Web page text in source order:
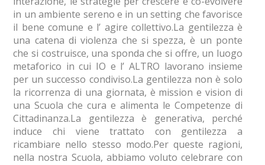
in un ambiente sereno e in un setting che favorisce
il bene comune e l’ agire collettivo.La gentilezza è
una catena di violenza che si spezza, è un ponte
che si costruisce, una sponda che si offre, un luogo
metaforico in cui IO e l’ ALTRO lavorano insieme
per un successo condiviso.La gentilezza non è solo
la ricorrenza di una giornata, è mission e vision di
una Scuola che cura e alimenta le Competenze di
Cittadinanza.La gentilezza è generativa, perché
induce chi viene trattato con gentilezza a
ricambiare nello stesso modo.Per queste ragioni,
nella nostra Scuola, abbiamo voluto celebrare con